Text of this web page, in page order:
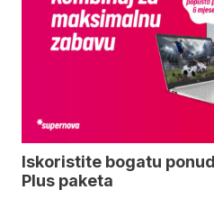
Iskoristite bogatu
Plus paketa